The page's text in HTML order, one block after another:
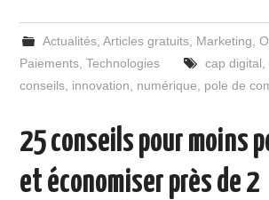
Actualités, Articles gratuits, Marketing
Paiements ,Technologies cap digital
conseils innovation numérique pole de
25 conseils pour moins
et économiser près de 2